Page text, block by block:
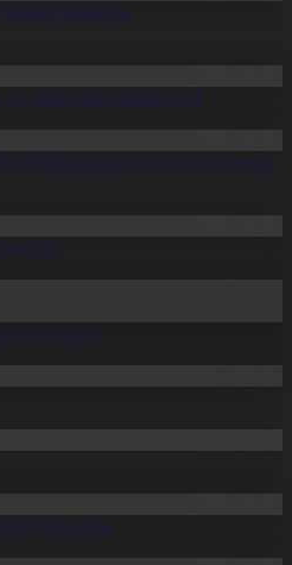
салынды
мәресіне жақындады
8 медаль жеңіп
ал
отбасы
күші